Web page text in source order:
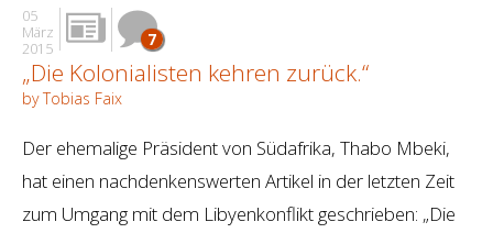
05
März
2015
7
„Die Kolonialisten kehren zurück.“
by Tobias Faix
Der ehemalige Präsident von Südafrika, Thabo Mbeki,
hat einen nachdenkenswerten Artikel in der letzten Zeit
zum Umgang mit dem Libyenkonflikt geschrieben: „Die